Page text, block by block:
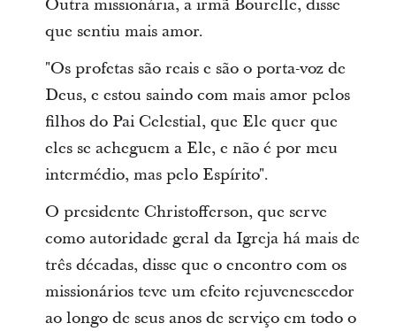
Outra missionária, a irmã Bourelle, disse
que sentiu mais amor.
"Os profetas são reais e são o porta-voz de
Deus, e estou saindo com mais amor pelos
filhos do Pai Celestial, que Ele quer que
eles se acheguem a Ele, e não é por meu
intermédio, mas pelo Espírito".
O presidente Christofferson, que serve
como autoridade geral da Igreja há mais de
três décadas, disse que o encontro com os
missionários teve um efeito rejuvenescedor
ao longo de seus anos de serviço em todo o